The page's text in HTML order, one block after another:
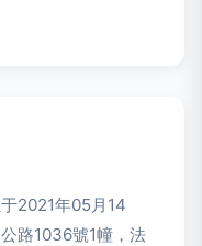
2021年05月14
路1036號1幢，法